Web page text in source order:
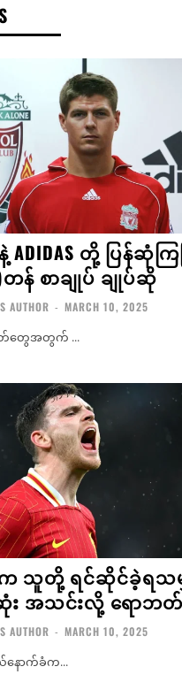
တို့ ပြန်ဆုံကြပ
န် စာချုပ် ချုပ်ဆို
AUTHOR - MARCH 10, 2025
တွေအတွက် ...
သူတို့ ရင်ဆိုင်ခဲ့ရသ
း အသင်းလို့ ရောဘ
AUTHOR - MARCH 10, 2025
ောက်ခံက...